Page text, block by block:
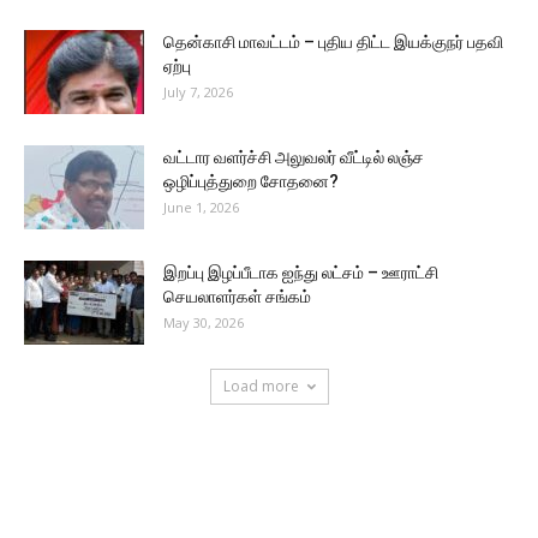
தென்காசி மாவட்டம் – புதிய திட்ட இயக்குநர் பதவி
ஏற்பு
July 7, 2026
வட்டார வளர்ச்சி அலுவலர் வீட்டில் லஞ்ச
ஒழிப்புத்துறை சோதனை?
June 1, 2026
இறப்பு இழப்பீடாக ஐந்து லட்சம் – ஊராட்சி
செயலாளர்கள் சங்கம்
May 30, 2026
Load more